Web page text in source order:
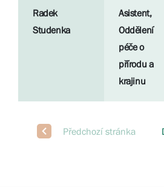
Radek
Studenka
Asistent,
Oddělení
péče o
přírodu a
krajinu